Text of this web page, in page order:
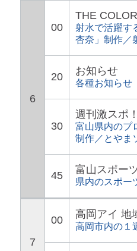
6
00
THE
射水で活躍す
杏奈」制作／
20 お知らせ
各種お知らせ
30
週刊激スポ
富山県内のプ
制作／とやま
45 富山スポー
県内のスポー
7
00 高岡アイ 地
高岡市内の１